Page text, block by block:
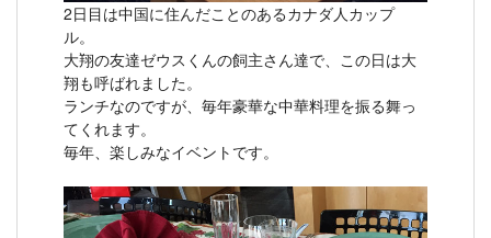
2日目は中国に住んだことのあるカナダ人カップ
ル。
大翔の友達ゼウスくんの飼主さん達で、この日は大
翔も呼ばれました。
ランチなのですが、毎年豪華な中華料理を振る舞っ
てくれます。
毎年、楽しみなイベントです。